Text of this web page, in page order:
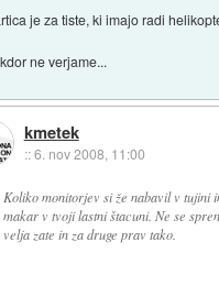
je za tiste, ki imajo radi
ne verjame...
kmetek
::6. nov 2008, 11:00
Koliko monitorjev si že nabavil v tujini
makar v tvoji lastni štacuni. Ne se
velja zate in za druge prav tako.